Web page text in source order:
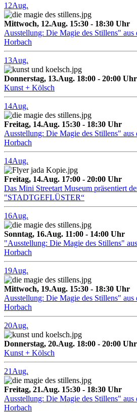
12Aug.
Mittwoch, 12.Aug. 15:30 - 18:30 Uhr
Ausstellung: Die Magie des Stillens" aus
Horbach
13Aug.
Donnerstag, 13.Aug. 18:00 - 20:00 Uhr
Kunst + Kölsch
14Aug.
Freitag, 14.Aug. 15:30 - 18:30 Uhr
Ausstellung: Die Magie des Stillens" aus
Horbach
14Aug.
Freitag, 14.Aug. 17:00 - 20:00 Uhr
Das Mini Streetart Museum präsentiert
"STADTGEFLÜSTER“
16Aug.
Sonntag, 16.Aug. 11:00 - 14:00 Uhr
"Ausstellung: Die Magie des Stillens"
Horbach
19Aug.
Mittwoch, 19.Aug. 15:30 - 18:30 Uhr
Ausstellung: Die Magie des Stillens" aus
Horbach
20Aug.
Donnerstag, 20.Aug. 18:00 - 20:00 Uhr
Kunst + Kölsch
21 Aug.
Freitag, 21.Aug. 15:30 - 18:30 Uhr
Ausstellung: Die Magie des Stillens" aus
Horbach